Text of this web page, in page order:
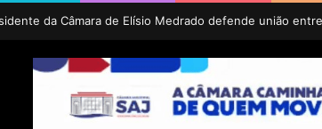
conquista o prêmio Cidade Revelação do São João da